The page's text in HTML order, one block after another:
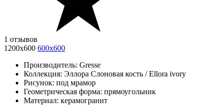
1 отзывов
1200х600 600х600
Производитель: Gresse
Коллекция: Эллора Слоновая кость / Ellora ivory
Рисунок: под мрамор
Геометрическая форма: прямоугольник
Материал: керамогранит